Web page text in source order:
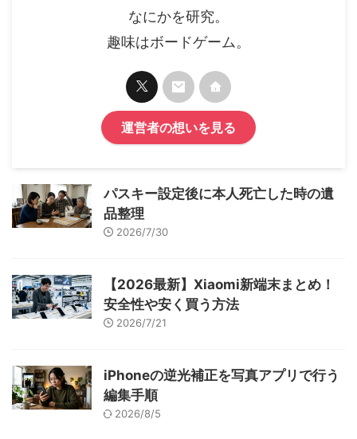
なにかを研究。
趣味はボードゲーム。
運営者の想いを見る
パスキー設定後に本人死亡した時の遺
品整理
2026/7/30
【2026最新】Xiaomi新端末まとめ！
安全性や安く買う方法
2026/7/21
iPhoneの逆光補正を写真アプリで行う
編集手順
2026/8/5